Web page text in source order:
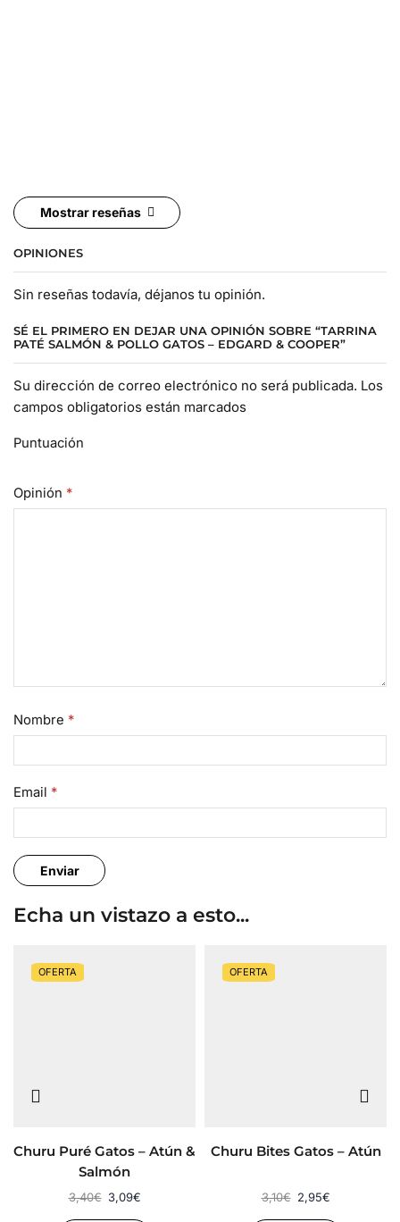
Mostrar reseñas
OPINIONES
Sin reseñas todavía, déjanos tu opinión.
SÉ EL PRIMERO EN DEJAR UNA OPINIÓN SOBRE “TARRINA
PATÉ SALMÓN & POLLO GATOS – EDGARD & COOPER”
Su dirección de correo electrónico no será publicada. Los
campos obligatorios están marcados
Puntuación
Opinión *
Nombre *
Email *
Echa un vistazo a esto...
OFERTA
Churu Puré Gatos – Atún &
Salmón
3,40€ 3,09€
OFERTA
Churu Bites Gatos – Atún
3,10€ 2,95€